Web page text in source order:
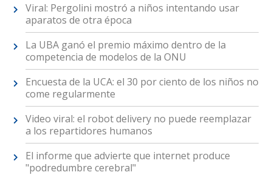
Viral: Pergolini mostró a niños intentando usar
aparatos de otra época
La UBA ganó el premio máximo dentro de la
competencia de modelos de la ONU
Encuesta de la UCA: el 30 por ciento de los niños no
come regularmente
Video viral: el robot delivery no puede reemplazar
a los repartidores humanos
El informe que advierte que internet produce
"podredumbre cerebral"